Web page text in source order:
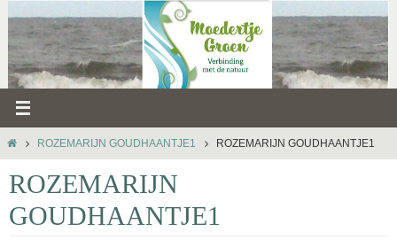
inhoud
HOMEROZEMARIJN GOUDHAANTJE1 ROZEMARIJN GOUDHAANTJE1
ROZEMARIJN
GOUDHAANTJE1